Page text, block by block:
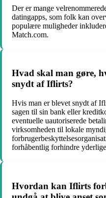
Der er mange
datingapps, som folk kan
populære muligheder
Match.com.
Hvad skal man gøre,
snydt af Iflirts?
Hvis man er blevet snydt af
sagen til sin bank eller
eventuelle uautoriserede
virksomheden til lokale
forhåbentlig forhindre
Hvordan kan Iflirts